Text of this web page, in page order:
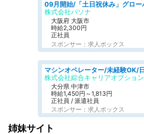
株式会社パソナ
大阪府 大阪市
時給2,300円
正社員
スポンサー：求人ボックス
株式会社綜合キャリアオプション
大分県 中津市
時給1,450円～1,813円
正社員 / 派遣社員
スポンサー：求人ボックス
姉妹サイト